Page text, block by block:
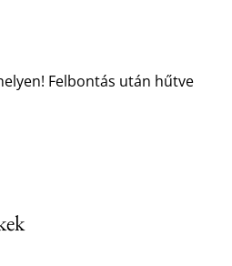
Felbontás után hűtve